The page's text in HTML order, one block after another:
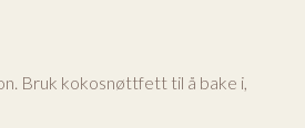
Bruk kokosnøttfett til å bake i,